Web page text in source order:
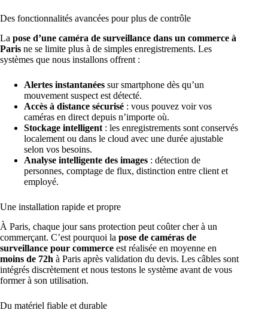
Des fonctionnalités avancées pour plus de contrôle
La pose d’une caméra de surveillance dans un commerce à
Paris ne se limite plus à de simples enregistrements. Les
systèmes que nous installons offrent :
Alertes instantanées sur smartphone dès qu’un
mouvement suspect est détecté.
Accès à distance sécurisé : vous pouvez voir vos
caméras en direct depuis n’importe où.
Stockage intelligent : les enregistrements sont conservés
localement ou dans le cloud avec une durée ajustable
selon vos besoins.
Analyse intelligente des images : détection de
personnes, comptage de flux, distinction entre client et
employé.
Une installation rapide et propre
À Paris, chaque jour sans protection peut coûter cher à un
commerçant. C’est pourquoi la pose de caméras de
surveillance pour commerce est réalisée en moyenne en
moins de 72h à Paris après validation du devis. Les câbles sont
intégrés discrètement et nous testons le système avant de vous
former à son utilisation.
Du matériel fiable et durable